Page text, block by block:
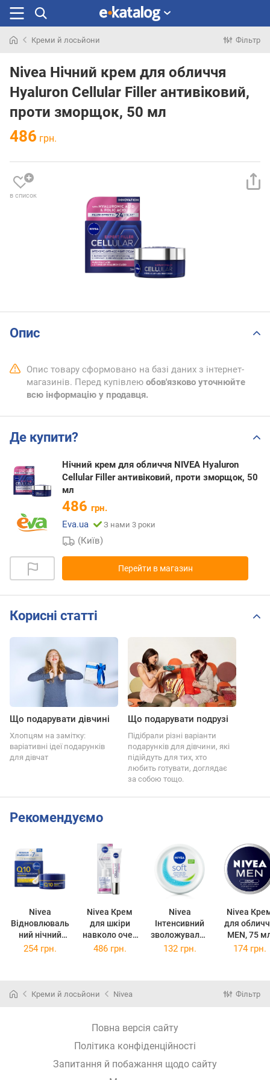
раніше
Креми й лосьйони Фільтр
Nivea Нічний крем для обличчя
Hyaluron Cellular Filler антивіковий,
проти зморщок, 50 мл
486 грн.
в список
Опис
Опис товару сформовано на базі даних з інтернет-
магазинів. Перед купівлею обов'язково уточнюйте
всю інформацію у продавця.
Де купити?
Нічний крем для обличчя NIVEA Hyaluron
Cellular Filler антивіковий, проти зморщок, 50
мл
486 грн.
Eva.ua
З нами 3 роки
(Київ)
Перейти в магазин
Корисні статті
Що подарувати дівчині
Хлопцям на замітку:
варіативні ідеї подарунків
для дівчат
Що подарувати подрузі
Підібрали різні варіанти
подарунків для дівчини, які
підійдуть для тих, хто
любить готувати, доглядає
за собою тощо.
Рекомендуємо
Nivea
Відновлюваль
ний нічний
крем для
Power, 50 мл
Nivea Крем
для шкіри
навколо очей
та губ Cellular
антивіковий,
мл
Nivea
Інтенсивний
зволожувальн
ий крем Soft
Nivea
для
MEN, 75
254 грн. 486 грн. 132 грн. 174 грн.
Креми й лосьйони Nivea Фільтр
Повна версія сайту
Політика конфіденційності
Запитання й побажання щодо сайту